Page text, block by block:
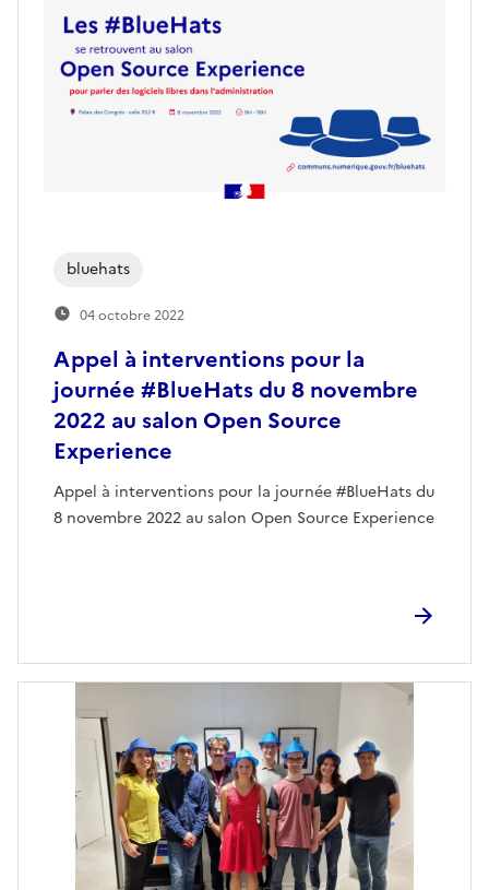
Appel à interventions pour la
journée #BlueHats du 8 novembre
2022 au salon Open Source
Experience
Appel à interventions pour la journée #BlueHats du
8 novembre 2022 au salon Open Source Experience
bluehats
04 octobre 2022